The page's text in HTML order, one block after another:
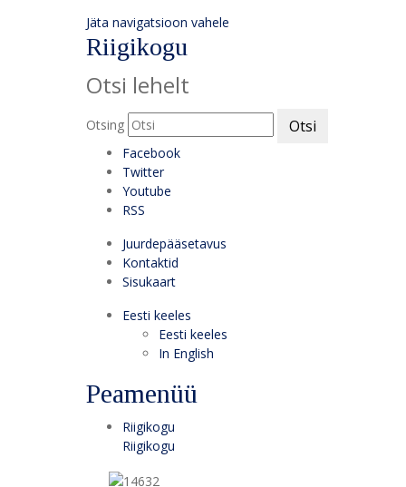
Jäta navigatsioon vahele
Riigikogu
Otsi lehelt
Otsing Otsi
Facebook
Twitter
Youtube
RSS
Juurdepääsetavus
Kontaktid
Sisukaart
Eesti keeles
Eesti keeles
In English
Peamenüü
Riigikogu
Riigikogu